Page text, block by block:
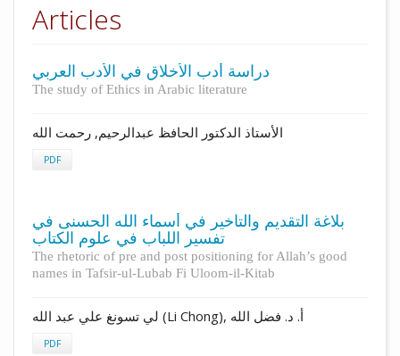
Articles
دراسة أدب الأخلاق في الأدب العربي
The study of Ethics in Arabic literature
الأستاذ الدكتور الحافظ عبدالرحيم, رحمت الله
PDF
بلاغة التقديم والتأخير في أسماء الله الحسنى في
تفسير اللباب في علوم الكتاب
The rhetoric of pre and post positioning for Allah’s good
names in Tafsir-ul-Lubab Fi Uloom-il-Kitab
لي تسونغ علي عبد الله (Li Chong), أ. د. فضل الله
PDF